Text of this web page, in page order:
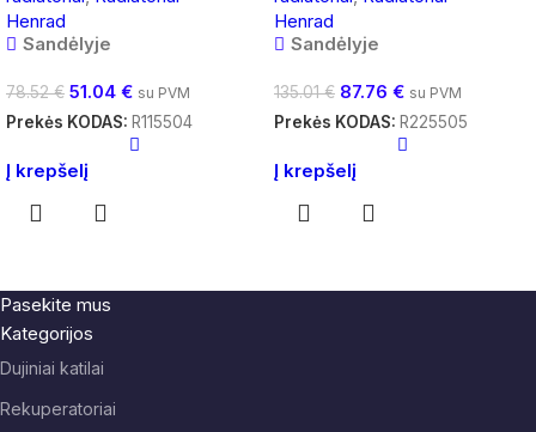
Henrad
Sandėlyje
78.52€ 51.04 € su PVM
Prekės KODAS: R115504
Į krepšelį
Henrad
Sandėlyje
135.01€ 87.76 € su PVM
Prekės KODAS: R225505
Į krepšelį
Pasekite mus
Kategorijos
Dujiniai katilai
Rekuperatoriai